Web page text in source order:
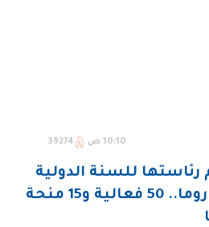
10:10 ص 39274
للسنة الدولية
للإبليات 2024 في روما.. 50 فعالية و15 منحة